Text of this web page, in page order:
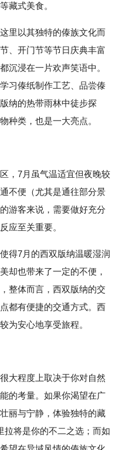
藏式美食。
里以其独特的傣族文化而
、开门节等节日庆典丰富
沉浸在一片欢声笑语中。
习傣纸制作工艺、品尝傣
纳的热带雨林中徒步探
种类，也是一大亮点。
，7月虽气温适宜但夜晚较
不便（尤其是通往部分景
游客来说，需要做好充分
应至关重要。
得7月的西双版纳温暖湿润
却也带来了一定的不便，
整体而言，西双版纳的交
都有便捷的交通方式。西
为安心地享受旅程。
大程度上取决于你对自然
的考量。如果你渴望在广
丽与宁静，体验独特的藏
拉将是你的不二之选；而如